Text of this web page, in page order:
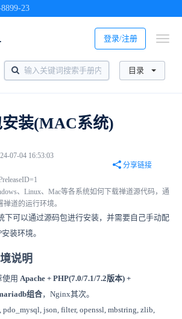
23
登录/注册
目录
装(MAC系统)
07-04 16:53:03
分享链接
、Linux、Mac等各系统如何下载禅道源代码，通
道的运行环境。
下可以通过源码包进行安装，并需要自己手动配
装环境。
说明
用 Apache + PHP(7.0/7.1/7.2版本) +
组合，Nginx其次。
json, filter, openssl, mbstring, zlib,